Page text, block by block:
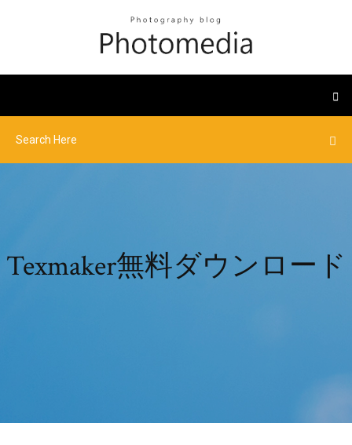
Texmaker無料ダウンロード